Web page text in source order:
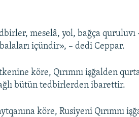
meselâ, yol, bağça
içündir», – dedi Ceppar.
köre, Qırımnı işğalden
bütün tedbirlerden ibarettir.
köre, Rusiyeni Qırımnı